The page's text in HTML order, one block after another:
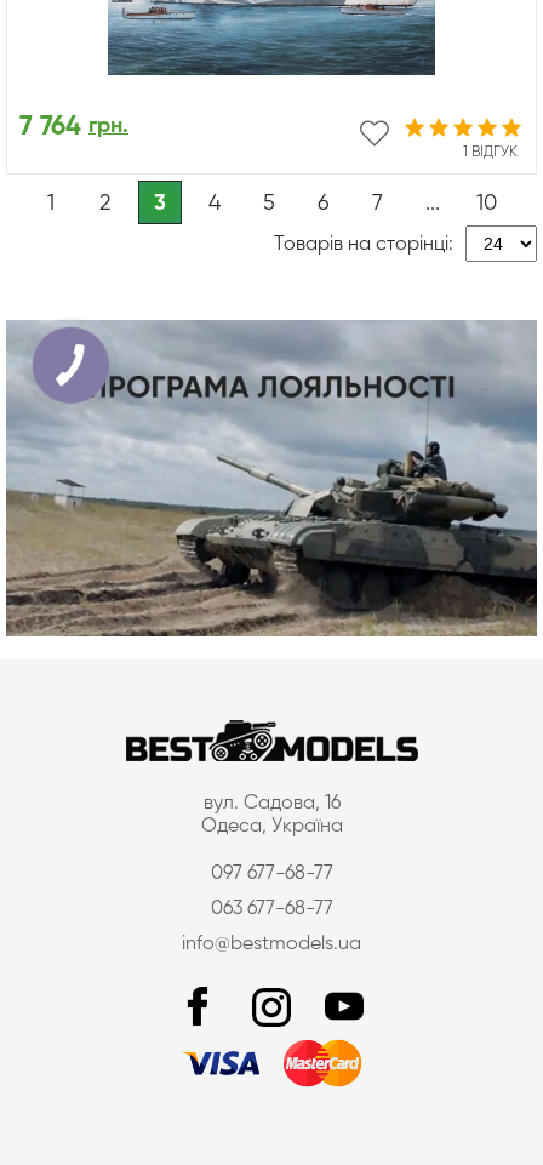
1 ВІДГУК
7 764 грн.
1 2 3 4 5 6 7 ... 10
Товарів на сторінці:
вул. Садова, 16
Одеса, Україна
097 677-68-77
063 677-68-77
info@bestmodels.ua